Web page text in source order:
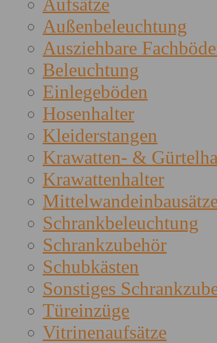
Außenbeleuchtung
Ausziehbare
Beleuchtung
Einlegeböden
Hosenhalter
Kleiderstangen
Krawatten- &
Krawattenhalter
Schrankbeleuchtung
Schrankzubehör
Schubkästen
Sonstiges
Türeinzüge
Vitrinenaufsätze